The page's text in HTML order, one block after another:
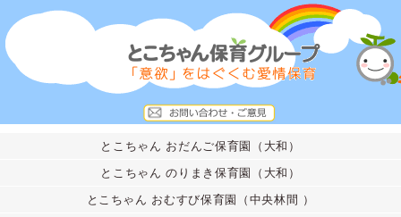
とこちゃん おだんご保育園（大和）
とこちゃん のりまき保育園（大和）
とこちゃん おむすび保育園（中央林間 ）